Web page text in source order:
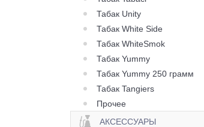
Табак Unity
Табак White Side
Табак WhiteSmok
Табак Yummy
Табак Yummy 250 грамм
Табак Tangiers
Прочее
АКСЕССУАРЫ
Табак Molfar Tobacco Chill
140 грн.